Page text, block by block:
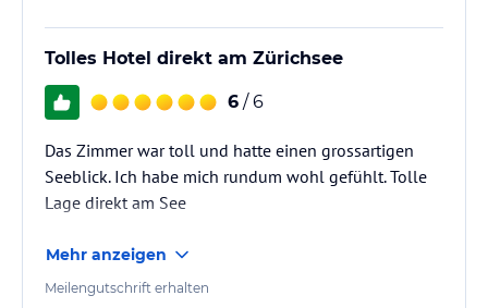
Tolles Hotel direkt am Zürichsee
6 / 6
Das Zimmer war toll und hatte einen grossartigen
Seeblick. Ich habe mich rundum wohl gefühlt. Tolle
Lage direkt am See
Mehr anzeigen
Meilengutschrift erhalten